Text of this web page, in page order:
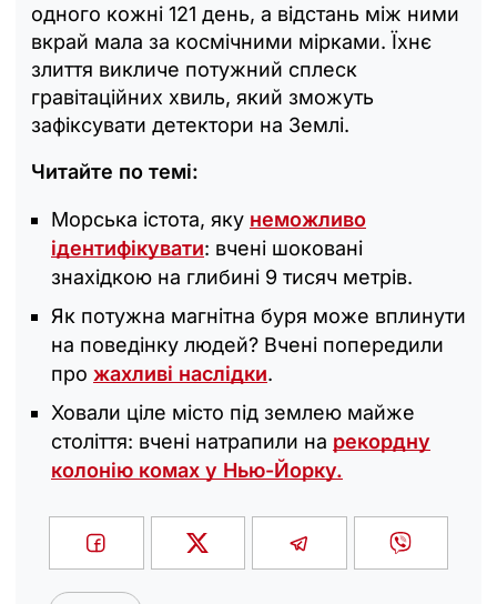
одного кожні 121 день, а відстань між ними
вкрай мала за космічними мірками. Їхнє
злиття викличе потужний сплеск
гравітаційних хвиль, який зможуть
зафіксувати детектори на Землі.
Читайте по темі:
Морська істота, яку неможливо
ідентифікувати: вчені шоковані
знахідкою на глибині 9 тисяч метрів.
Як потужна магнітна буря може вплинути
на поведінку людей? Вчені попередили
про жахливі наслідки.
Ховали ціле місто під землею майже
століття: вчені натрапили на рекордну
колонію комах у Нью-Йорку.